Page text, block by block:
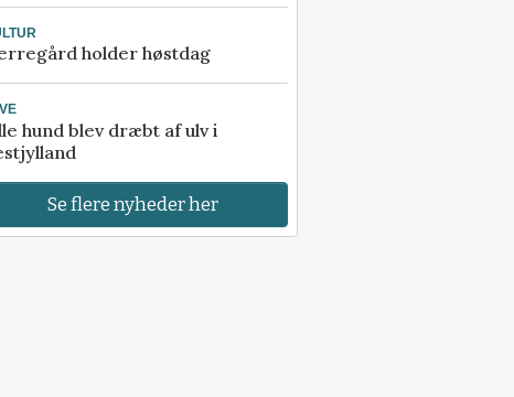
holder høstdag
hund blev dræbt af ulv i
Se flere nyheder her